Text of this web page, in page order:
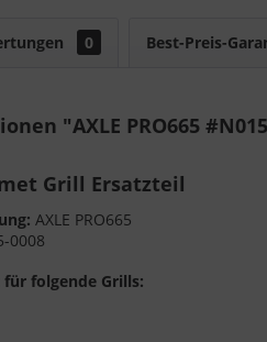
0 Best-Preis-
"AXLE PRO665
Grill Ersatzteil
AXLE PRO665
0008
für folgende Grills: